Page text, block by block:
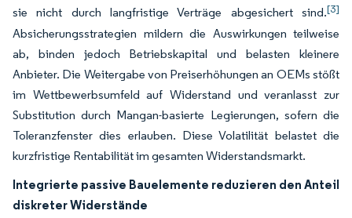
sie nicht durch langfristige Verträge abgesichert sind.[3]
Absicherungsstrategien mildern die Auswirkungen teilweise
ab, binden jedoch Betriebskapital und belasten kleinere
Anbieter. Die Weitergabe von Preiserhöhungen an OEMs stößt
im Wettbewerbsumfeld auf Widerstand und veranlasst zur
Substitution durch Mangan-basierte Legierungen, sofern die
Toleranzfenster dies erlauben. Diese Volatilität belastet die
kurzfristige Rentabilität im gesamten Widerstandsmarkt.
Integrierte passive Bauelemente reduzieren den Anteil
diskreter Widerstände